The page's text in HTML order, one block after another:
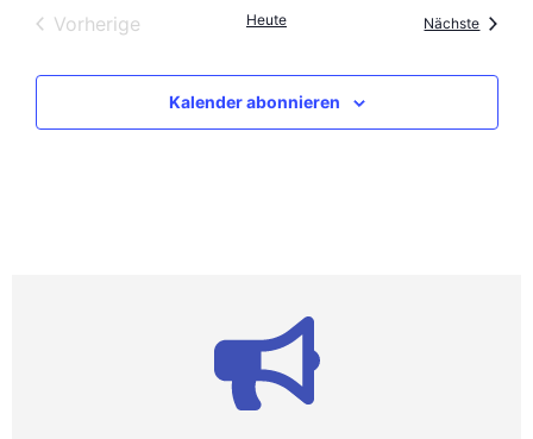
VorherigeVeranstaltungen
Heute Nächste
Kalender abonnieren